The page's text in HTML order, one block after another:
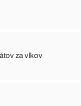
za vlkov